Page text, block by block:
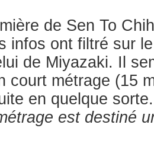
de Sen To
infos ont filtré sur
de Miyazaki. Il
court métrage (15
en quelque
est destiné